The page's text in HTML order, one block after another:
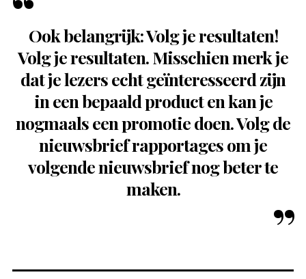
Ook belangrijk: Volg je resultaten!
Volg je resultaten. Misschien merk je
dat je lezers echt geïnteresseerd zijn
in een bepaald product en kan je
nogmaals een promotie doen. Volg de
nieuwsbrief rapportages om je
volgende nieuwsbrief nog beter te
maken.